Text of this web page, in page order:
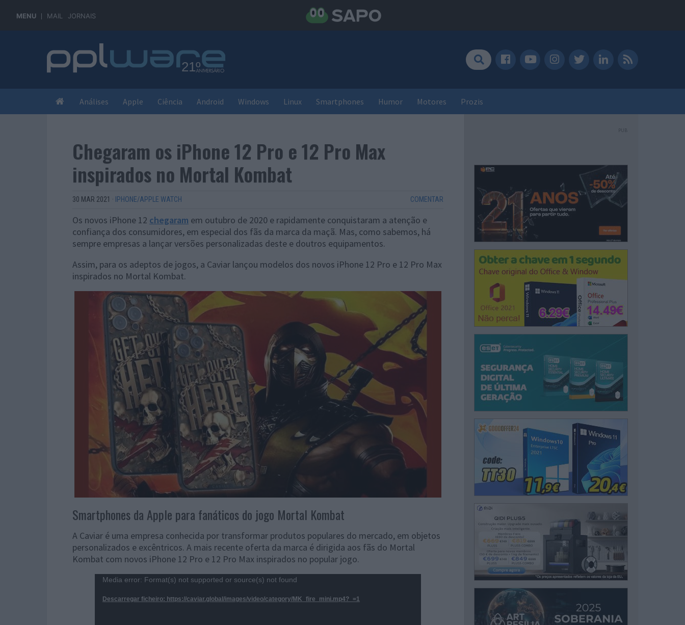
MENU MAIL JORNAIS
Análises Apple Ciência Android Windows Linux Smartphones Humor Motores Prozis
Chegaram os iPhone 12 Pro e 12 Pro Max
inspirados no Mortal Kombat
30 MAR 2021 · IPHONE/APPLE WATCH COMENTAR
Os novos iPhone 12 chegaram em outubro de 2020 e rapidamente conquistaram a atenção e
confiança dos consumidores, em especial dos fãs da marca da maçã. Mas, como sabemos, há
sempre empresas a lançar versões personalizadas deste e doutros equipamentos.
Assim, para os adeptos de jogos, a Caviar lançou modelos dos novos iPhone 12 Pro e 12 Pro Max
inspirados no Mortal Kombat.
Smartphones da Apple para fanáticos do jogo Mortal Kombat
A Caviar é uma empresa conhecida por transformar produtos populares do mercado, em objetos
personalizados e excêntricos. A mais recente oferta da marca é dirigida aos fãs do Mortal
Kombat com novos iPhone 12 Pro e 12 Pro Max inspirados no popular jogo.
Reprodutor
vídeo
Media error: Format(s) not supported or source(s) not found
Descarregar ficheiro: https://caviar.global/images/video/category/MK_fire_mini.mp4?_=1
PUB